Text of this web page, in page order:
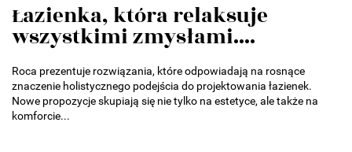
Łazienka, która relaksuje
wszystkimi zmysłami....
Roca prezentuje rozwiązania, które odpowiadają na rosnące
znaczenie holistycznego podejścia do projektowania łazienek.
Nowe propozycje skupiają się nie tylko na estetyce, ale także na
komforcie...